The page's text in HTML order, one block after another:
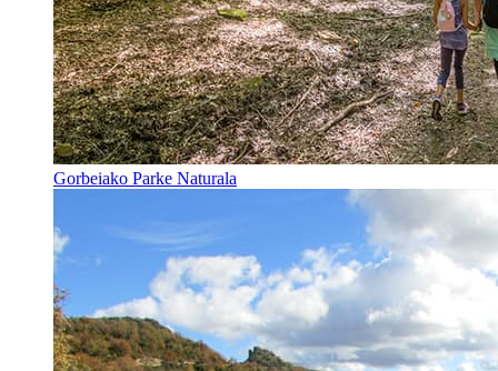
Gorbeiako Parke Naturala